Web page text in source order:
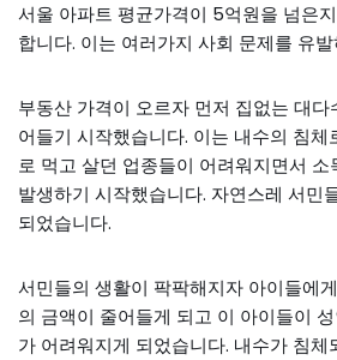
서울 아파트 평균가격이 5억원을 넘은
합니다. 이는 여러가지 사회 문제를 유
부동산 가격이 오르자 먼저 집없는 대
어들기 시작했습니다. 이는 내수의 침체
로 먹고 살던 업종들이 어려워지면서
발생하기 시작했습니다. 자연스레 서민
되었습니다.
서민들의 생활이 팍팍해지자 아이들에
의 금액이 줄어들게 되고 이 아이들이
가 어려워지게 되었습니다. 내수가 침